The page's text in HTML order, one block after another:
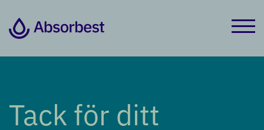
Tack för ditt